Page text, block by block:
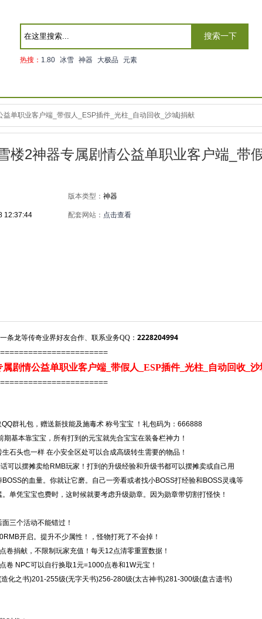
搜索一下
热搜： 1.80 冰雪 神器 大极品 元素
单职业客户端_带假人_ESP插件_光柱_自动回收_沙城j捐献
楼2神器专属剧情公益单职业客户端_带
版本类型： 神器
12:37:44 配套网站： 点击查看
条龙等传奇业界好友合作、联系业务QQ： 2228204994
剧情公益单职业客户端_带假人_ESP插件_光柱_自动回收_
群礼包，赠送新技能及施毒术 称号宝宝 ！礼包码为：666888
基本靠宝宝，所有打到的元宝就先合宝宝在装备栏神力！
石头也一样 在小安全区处可以合成高级转生需要的物品！
可以摆摊卖给RMB玩家！打到的升级经验和升级书都可以摆摊卖或自己用
的血量。你就让它磨。自己一旁看或者找小BOSS打经验和BOSS灵魂等
单凭宝宝也费时，这时候就要考虑升级勋章。因为勋章带切割打怪快！
三个活动不能错过！
开启。提升不少属性！，怪物打死了不会掉！
卷捐献，不限制玩家充值！每天12点清零重置数据！
卷 NPC可以自行换取1元=1000点卷和1W元宝！
化之书)201-255级(无字天书)256-280级(太古神书)281-300级(盘古遗书)